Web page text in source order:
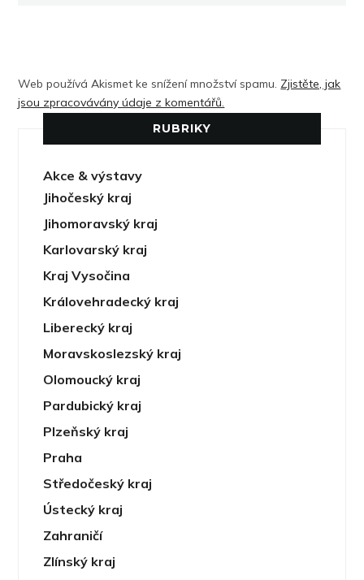
Web používá Akismet ke snížení množství spamu. Zjistěte, jak
jsou zpracovávány údaje z komentářů.
RUBRIKY
Akce & výstavy
Jihočeský kraj
Jihomoravský kraj
Karlovarský kraj
Kraj Vysočina
Královehradecký kraj
Liberecký kraj
Moravskoslezský kraj
Olomoucký kraj
Pardubický kraj
Plzeňský kraj
Praha
Středočeský kraj
Ústecký kraj
Zahraničí
Zlínský kraj